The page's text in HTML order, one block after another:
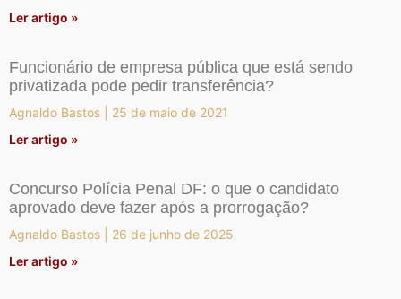
Ler artigo »
Funcionário de empresa pública que está sendo
privatizada pode pedir transferência?
Agnaldo Bastos
25 de maio de 2021
Ler artigo »
Concurso Polícia Penal DF: o que o candidato
aprovado deve fazer após a prorrogação?
Agnaldo Bastos
26 de junho de 2025
Ler artigo »